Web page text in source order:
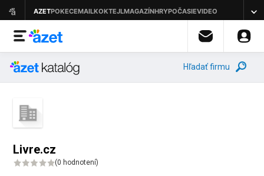
Hľadať firmu
Livre.cz
(0 hodnotení)